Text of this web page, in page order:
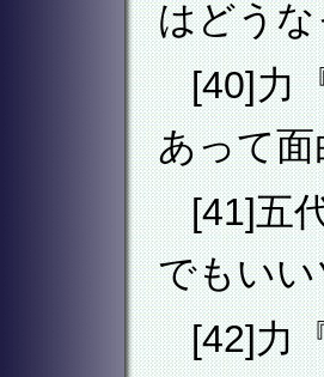
はどう
[40]力
あって
[41]五
でもい
[42]力